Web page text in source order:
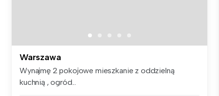
Warszawa
Wynajmę 2 pokojowe mieszkanie z oddzielną
kuchnią , ogród...